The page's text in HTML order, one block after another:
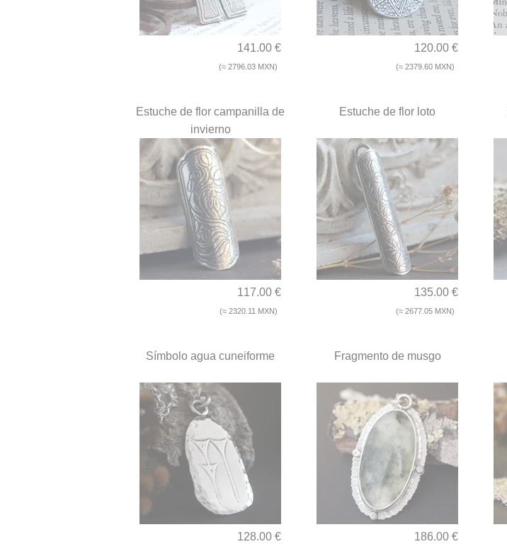
141.00 €
(≈ 2796.03 MXN)
120.00 €
(≈ 2379.60 MXN)
Estuche de flor campanilla de
invierno
117.00 €
(≈ 2320.11 MXN)
Estuche de flor loto
135.00 €
(≈ 2677.05 MXN)
Símbolo agua cuneiforme
128.00 €
Fragmento de musgo
186.00 €